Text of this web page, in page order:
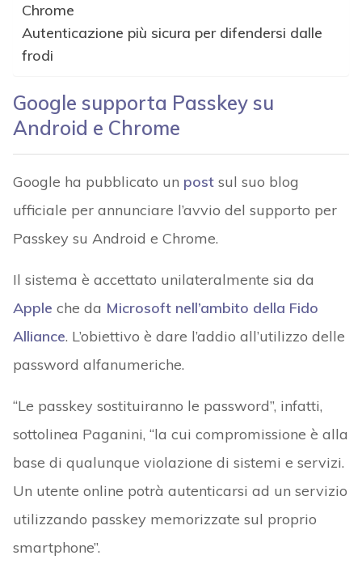
Chrome
Autenticazione più sicura per difendersi dalle
frodi
Google supporta Passkey su
Android e Chrome
Google ha pubblicato un postsul suo blog
ufficiale per annunciare l’avvio del supporto per
Passkey su Android e Chrome.
Il sistema è accettato unilateralmente sia da
Apple che da Microsoft nell’ambito della Fido
Alliance. L’obiettivo è dare l’addio all’utilizzo delle
password alfanumeriche.
“Le passkey sostituiranno le password”, infatti,
sottolinea Paganini, “la cui compromissione è alla
base di qualunque violazione di sistemi e servizi.
Un utente online potrà autenticarsi ad un servizio
utilizzando passkey memorizzate sul proprio
smartphone”.